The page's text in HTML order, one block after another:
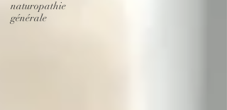
naturopathie
générale